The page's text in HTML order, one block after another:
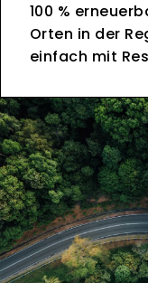
100 %
Orten in der
einfach mit